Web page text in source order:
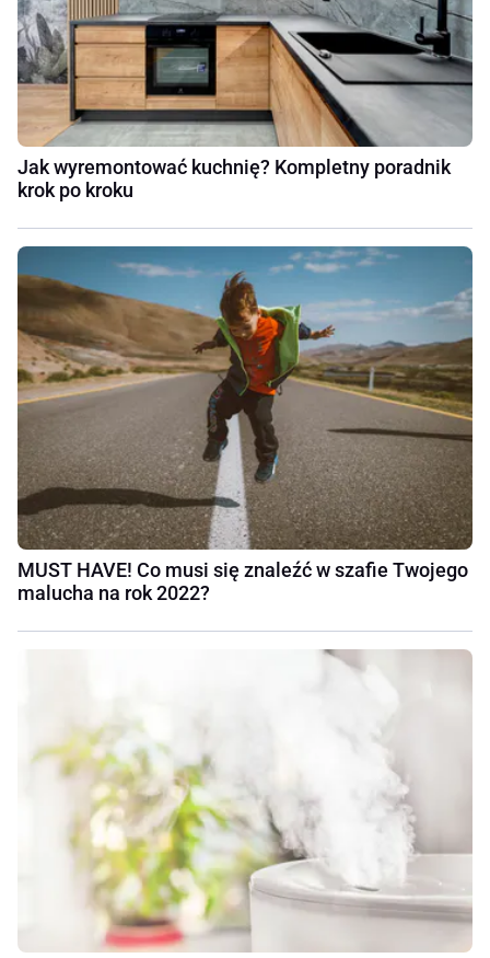
Jak wyremontować kuchnię? Kompletny poradnik
krok po kroku
MUST HAVE! Co musi się znaleźć w szafie Twojego
malucha na rok 2022?